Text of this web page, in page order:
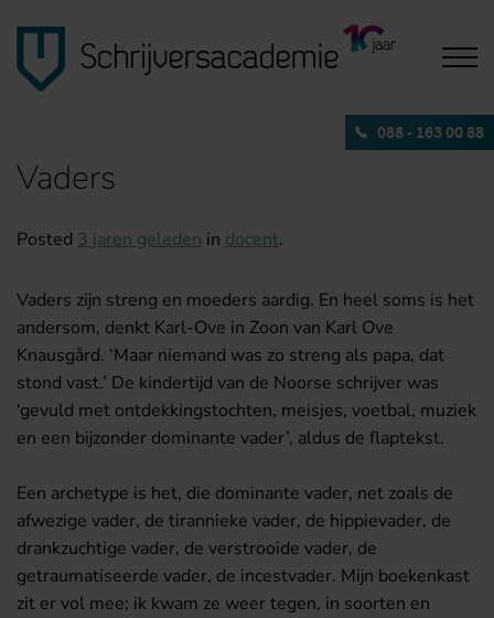
088 - 163 00 88
Vaders
Posted 3 jaren geleden in docent.
Vaders zijn streng en moeders aardig. En heel soms is het
andersom, denkt Karl-Ove in Zoon van Karl Ove
Knausgård. ‘Maar niemand was zo streng als papa, dat
stond vast.’ De kindertijd van de Noorse schrijver was
‘gevuld met ontdekkingstochten, meisjes, voetbal, muziek
en een bijzonder dominante vader’, aldus de flaptekst.
Een archetype is het, die dominante vader, net zoals de
afwezige vader, de tirannieke vader, de hippievader, de
drankzuchtige vader, de verstrooide vader, de
getraumatiseerde vader, de incestvader. Mijn boekenkast
zit er vol mee; ik kwam ze weer tegen, in soorten en